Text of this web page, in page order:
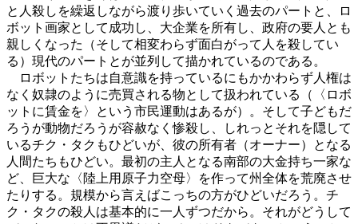
と人殺しを繰返しながら渡り歩いていく過去のパートと、ロ
ボット画家として成功し、大企業を所有し、政府の要人とも
親しくなった（そして相変わらず面白がって人を殺してい
る）現代のパートとが並列して描かれているのである。
ロボットたちは自意識を持っているにもかかわらず人権は
なく奴隷のように売買される物として扱われている（〈ロボ
ットに賃金を〉という市民運動はあるが）。そして子どもだ
ろうが動物だろうが容赦なく惨殺し、しれっとそれを隠して
いるチク・タクもひどいが、彼の所有者（オーナー）となる
人間たちもひどい。最初の主人となる南部の大金持ち一家な
ど、巨大な〈陸上用原子力空母〉を作って州全体を荒廃させ
たりする。規模から言えばこっちの方がひどいだろう。チ
ク・タクの殺人は基本的に一人ずつだから。それがどうして